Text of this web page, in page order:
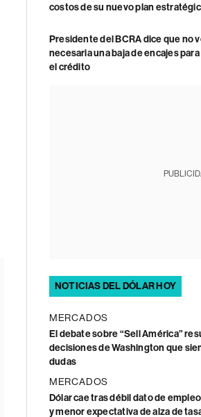
costos de su nuevo plan
Presidente del BCRA dice que no
necesaria una baja de encajes
el crédito
NOTICIAS DEL DÓLAR HOY
MERCADOS
El debate sobre “Sell América”
decisiones de Washington que
dudas
MERCADOS
Dólar cae tras débil dato de
y menor expectativa de alza de